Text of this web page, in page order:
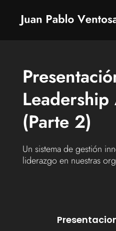
(Parte 2)
Un sistema de gestión
liderazgo en nuestras